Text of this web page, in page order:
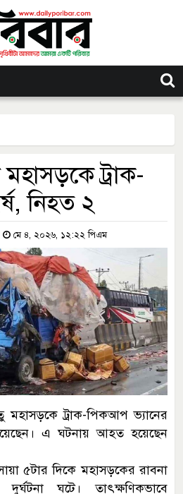
মহাসড়কে ট্রাক-
নিহত ২
মে ৪, ২০২৬, ১২:২২ পিএম
মহাসড়কে ট্রাক-পিকআপ ভ্যানের
এ ঘটনায় আহত হয়েছেন
৫টার দিকে মহাসড়কের রাবনা
ঘটে। তাৎক্ষণিকভাবে